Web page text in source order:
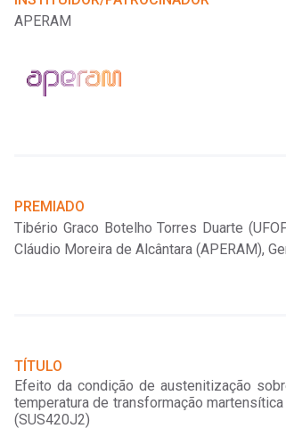
APERAM
PREMIADO
Tibério Graco Botelho Torres Duarte
Cláudio Moreira de Alcântara (APERAM),
TÍTULO
Efeito da condição de austenitização
temperatura de transformação
(SUS420J2)